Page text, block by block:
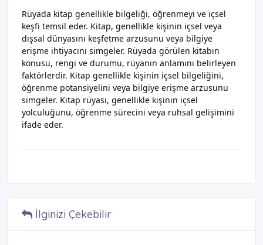
Rüyada kitap genellikle bilgeliği, öğrenmeyi ve içsel
keşfi temsil eder. Kitap, genellikle kişinin içsel veya
dışsal dünyasını keşfetme arzusunu veya bilgiye
erişme ihtiyacını simgeler. Rüyada görülen kitabın
konusu, rengi ve durumu, rüyanın anlamını belirleyen
faktörlerdir. Kitap genellikle kişinin içsel bilgeliğini,
öğrenme potansiyelini veya bilgiye erişme arzusunu
simgeler. Kitap rüyası, genellikle kişinin içsel
yolculuğunu, öğrenme sürecini veya ruhsal gelişimini
ifade eder.
İlginizi Çekebilir